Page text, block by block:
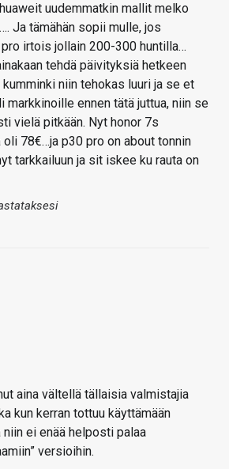
uudemmatkin mallit melko
Ja tämähän sopii mulle, jos
irtois jollain 200-300 huntilla…
tehdä päivityksiä hetkeen
niin tehokas luuri ja se et
markkinoille ennen tätä juttua, niin se
vielä pitkään. Nyt honor 7s
78€…ja p30 pro on about tonnin
tarkkailuun ja sit iskee ku rauta on
aina vältellä tällaisia valmistajia
kun kerran tottuu käyttämään
ei enää helposti palaa
versioihin.